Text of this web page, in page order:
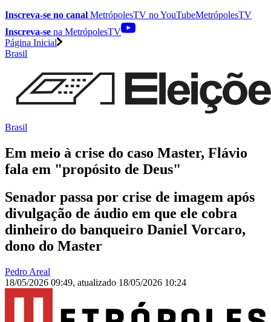
Inscreva-se no canal MetrópolesTV noYouTubeMetrópolesTV
Inscreva-se na MetrópolesTV
Página Inicial
Brasil
Brasil
Em meio à crise do caso Master, Flávio
fala em "propósito de Deus"
Senador passa por crise de imagem após
divulgação de áudio em que ele cobra
dinheiro do banqueiro Daniel Vorcaro,
dono do Master
Pedro Areal
18/05/2026 09:49, atualizado 18/05/2026 10:24